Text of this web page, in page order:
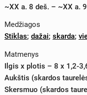
~XX a. 8 deš. – ~XX a.
Medžiagos
Stiklas; dažai; skarda;
Matmenys
Ilgis x plotis – 8 x 1,2-
Aukštis (skardos
Skersmuo (skardos